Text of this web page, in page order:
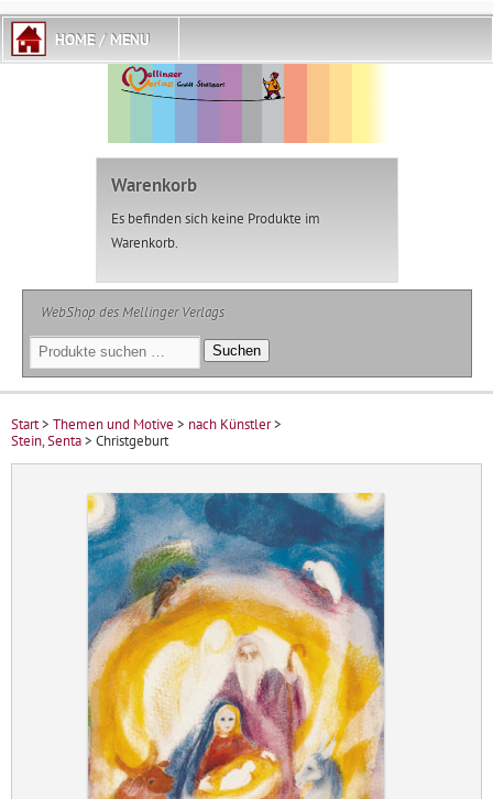
Warenkorb
Es befinden sich keine Produkte im
Warenkorb.
WebShop des Mellinger Verlags
Suchen
nach:
Suchen
Start> Themen und Motive > nach Künstler>
Stein, Senta> Christgeburt